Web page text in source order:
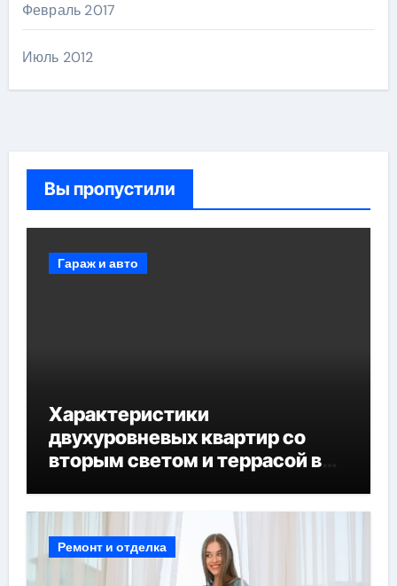
Февраль 2017
Июль 2012
Вы пропустили
Гараж и авто
Характеристики
двухуровневых квартир со
вторым светом и террасой в
Ремонт и отделка